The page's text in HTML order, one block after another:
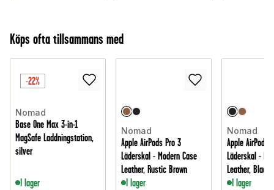
Köps ofta tillsammans med
-22%
Nomad
Base One Max 3-in-1
MagSafe Laddningstation,
silver
I lager
Nomad
Apple AirPods Pro 3
Läderskal - Modern Case
Leather, Rustic Brown
I lager
Nomad
Apple AirPods
Läderskal -
Leather, Black
I lager